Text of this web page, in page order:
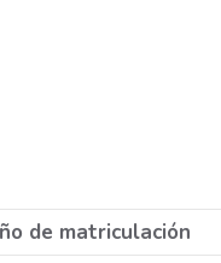
de matriculación